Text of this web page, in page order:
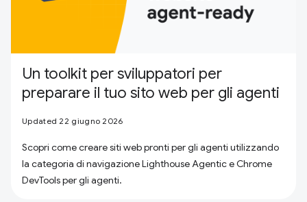
Un toolkit per sviluppatori per
preparare il tuo sito web per gli agenti
Updated 22 giugno 2026
Scopri come creare siti web pronti per gli agenti utilizzando
la categoria di navigazione Lighthouse Agentic e Chrome
DevTools per gli agenti.